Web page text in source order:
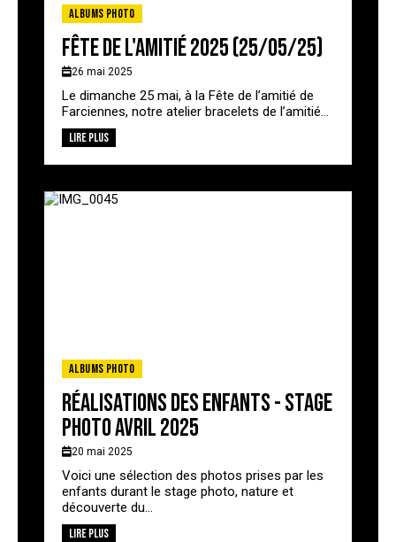
Albums photo
Fête de l'amitié 2025 (25/05/25)
26 mai 2025
Le dimanche 25 mai, à la Fête de l’amitié de
Farciennes, notre atelier bracelets de l’amitié...
Lire plus
Albums photo
Réalisations des enfants - stage
photo avril 2025
20 mai 2025
Voici une sélection des photos prises par les
enfants durant le stage photo, nature et
découverte du...
Lire plus